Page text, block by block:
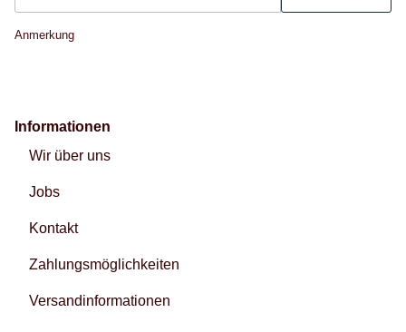
Anmerkung
Informationen
Wir über uns
Jobs
Kontakt
Zahlungsmöglichkeiten
Versandinformationen